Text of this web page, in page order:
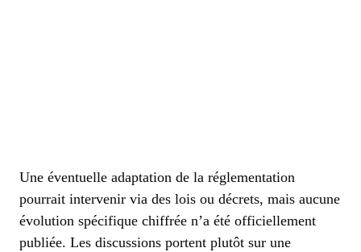
Une éventuelle adaptation de la réglementation
pourrait intervenir via des lois ou décrets, mais aucune
évolution spécifique chiffrée n’a été officiellement
publiée. Les discussions portent plutôt sur une